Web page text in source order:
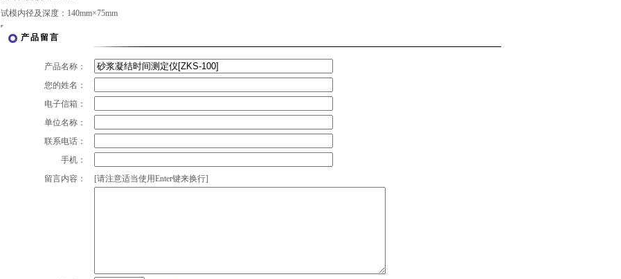
试模内径及深度：140mm×75mm
产品留言
产品名称：
您的姓名：
电子信箱：
单位名称：
联系电话：
手机：
留言内容：
[请注意适当使用Enter键来换行]